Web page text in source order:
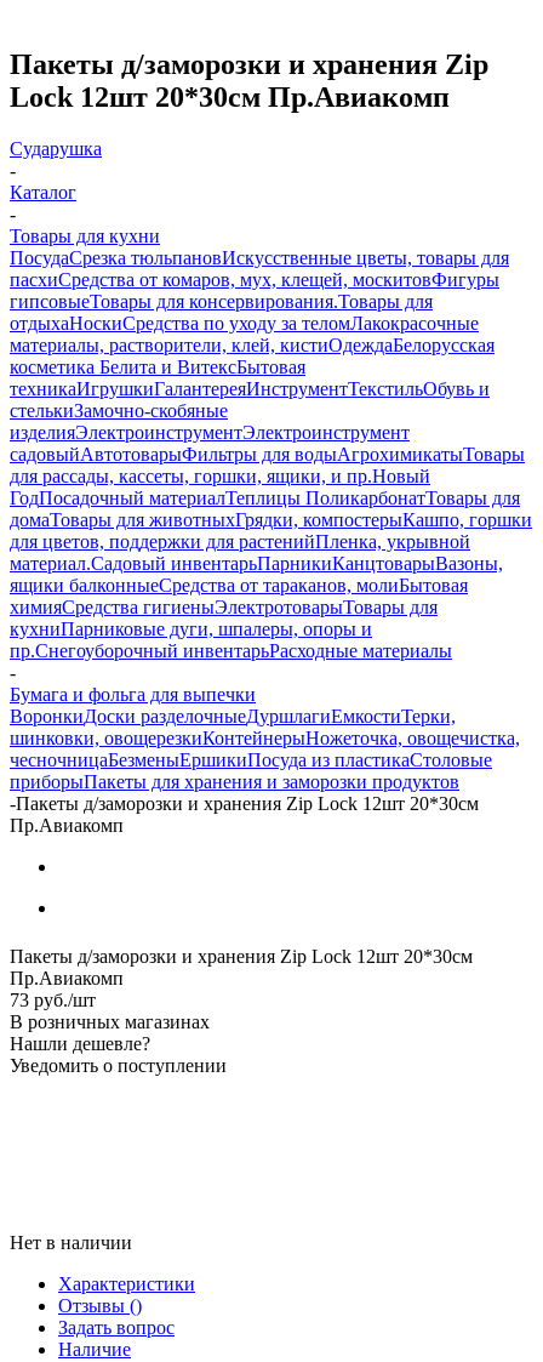
Пакеты д/заморозки и хранения Zip
Lock 12шт 20*30см Пр.Авиакомп
Сударушка
-
Каталог
-
Товары для кухни
ПосудаСрезка тюльпановИскусственные цветы, товары для
пасхиСредства от комаров, мух, клещей, москитовФигуры
гипсовыеТовары для консервирования.Товары для
отдыхаНоскиСредства по уходу за теломЛакокрасочные
материалы, растворители, клей, кистиОдеждаБелорусская
косметика Белита и ВитексБытовая
техникаИгрушкиГалантереяИнструментТекстильОбувь и
стелькиЗамочно-скобяные
изделияЭлектроинструментЭлектроинструмент
садовыйАвтотоварыФильтры для водыАгрохимикатыТовары
для рассады, кассеты, горшки, ящики, и пр.Новый
ГодПосадочный материалТеплицы ПоликарбонатТовары для
домаТовары для животныхГрядки, компостерыКашпо, горшки
для цветов, поддержки для растенийПленка, укрывной
материал.Садовый инвентарьПарникиКанцтоварыВазоны,
ящики балконныеСредства от тараканов, молиБытовая
химияСредства гигиеныЭлектротоварыТовары для
кухниПарниковые дуги, шпалеры, опоры и
пр.Снегоуборочный инвентарьРасходные материалы
-
Бумага и фольга для выпечки
ВоронкиДоски разделочныеДуршлагиЕмкостиТерки,
шинковки, овощерезкиКонтейнерыНожеточка, овощечистка,
чесночницаБезменыЕршикиПосуда из пластикаСтоловые
приборыПакеты для хранения и заморозки продуктов
-Пакеты д/заморозки и хранения Zip Lock 12шт 20*30см
Пр.Авиакомп
Пакеты д/заморозки и хранения Zip Lock 12шт 20*30см
Пр.Авиакомп
73 руб./шт
В розничных магазинах
Нашли дешевле?
Уведомить о поступлении
Нет в наличии
Характеристики
Отзывы ()
Задать вопрос
Наличие